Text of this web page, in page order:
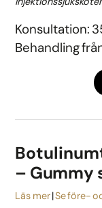
Konsultation:
Behandling
– Gummy
Läs mer Se före-